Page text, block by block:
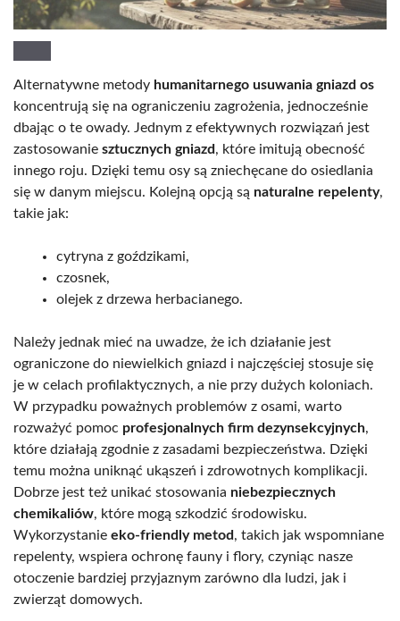
Alternatywne metody humanitarnego usuwania gniazd os
koncentrują się na ograniczeniu zagrożenia, jednocześnie
dbając o te owady. Jednym z efektywnych rozwiązań jest
zastosowanie sztucznych gniazd, które imitują obecność
innego roju. Dzięki temu osy są zniechęcane do osiedlania
się w danym miejscu. Kolejną opcją są naturalne repelenty,
takie jak:
cytryna z goździkami,
czosnek,
olejek z drzewa herbacianego.
Należy jednak mieć na uwadze, że ich działanie jest
ograniczone do niewielkich gniazd i najczęściej stosuje się
je w celach profilaktycznych, a nie przy dużych koloniach.
W przypadku poważnych problemów z osami, warto
rozważyć pomoc profesjonalnych firm dezynsekcyjnych,
które działają zgodnie z zasadami bezpieczeństwa. Dzięki
temu można uniknąć ukąszeń i zdrowotnych komplikacji.
Dobrze jest też unikać stosowania niebezpiecznych
chemikaliów, które mogą szkodzić środowisku.
Wykorzystanie eko-friendly metod, takich jak wspomniane
repelenty, wspiera ochronę fauny i flory, czyniąc nasze
otoczenie bardziej przyjaznym zarówno dla ludzi, jak i
zwierząt domowych.